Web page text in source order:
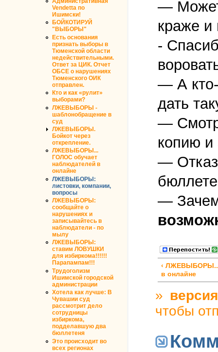
Vendetta по
Ишимски!
БОЙКОТИРУЙ
"ВЫБОРЫ"
Есть основания
признать выборы в
Тюменской области
недействительными.
Ответ за ЦИК. Отчет
ОБСЕ о нарушениях
Тюменского ОИК
отправлен.
Кто и как «рулит»
выборами?
ЛЖЕВЫБОРЫ -
шаблонобращение в
суд
ЛЖЕВЫБОРЫ.
Бойкот через
открепление.
ЛЖЕВЫБОРЫ...
ГОЛОС обучает
наблюдателей в
онлайне
ЛЖЕВЫБОРЫ:
листовки, компании,
вопросы
ЛЖЕВЫБОРЫ:
сообщайте о
нарушениях и
записывайтесь в
наблюдатели - по
мылу
ЛЖЕВЫБОРЫ:
ставим ЛОВУШКИ
для избиркома!!!!!!
Парапампам!!!
Трудоголизм
Ишимской городской
администрации
Хотела как лучше: В
Чувашии суд
рассмотрит дело
сотрудницы
избиркома,
подделавшую два
бюллетеня
Это происходит во
всех регионах
—
краже и
-
— А кто-
дать
—
копию и
—
—
‹ ЛЖЕВЫБОРЫ...
в онлайне
»
чтобы